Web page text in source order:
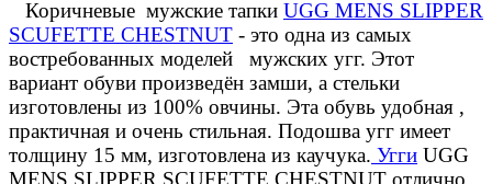
Коричневые мужские тапки UGG MENS SLIPPER
SCUFETTE CHESTNUT - это одна из самых
востребованных моделей мужских угг. Этот
вариант обуви произведён замши, а стельки
изготовлены из 100% овчины. Эта обувь удобная ,
практичная и очень стильная. Подошва угг имеет
толщину 15 мм, изготовлена из каучука. Угги UGG
MENS SLIPPER SCUFETTE CHESTNUT отлично